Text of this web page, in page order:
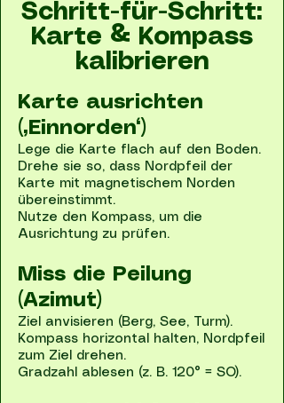
Schritt-für-Schritt:
Karte & Kompass
kalibrieren
Karte ausrichten
(„Einnorden“)
Lege die Karte flach auf den Boden.
Drehe sie so, dass Nordpfeil der
Karte mit magnetischem Norden
übereinstimmt.
Nutze den Kompass, um die
Ausrichtung zu prüfen.
Miss die Peilung
(Azimut)
Ziel anvisieren (Berg, See, Turm).
Kompass horizontal halten, Nordpfeil
zum Ziel drehen.
Gradzahl ablesen (z. B. 120° = SO).